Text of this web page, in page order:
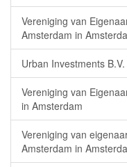
Vereniging van
Amsterdam in
Urban Investments
Vereniging van
in Amsterdam
Vereniging van
Amsterdam in